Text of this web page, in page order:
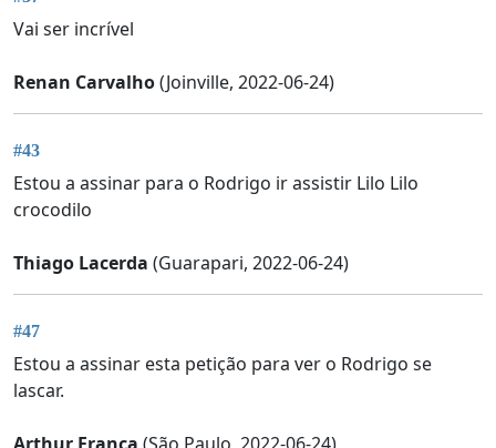
Vai ser incrível
Renan Carvalho(Joinville, 2022-06-24)
#43
Estou a assinar para o Rodrigo ir assistir Lilo Lilo
crocodilo
Thiago Lacerda (Guarapari, 2022-06-24)
#47
Estou a assinar esta petição para ver o Rodrigo se
lascar.